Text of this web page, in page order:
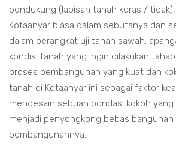
pendukung (lapisan tanah keras /
Kotaanyar biasa dalam sebutanya dan
dalam perangkat uji tanah
kondisi tanah yang ingin dilakukan
proses pembangunan yang kuat dan
tanah di Kotaanyar ini sebagai faktor
mendesain sebuah pondasi kokoh yang
menjadi penyongkong bebas bangunan
pembangunannya.